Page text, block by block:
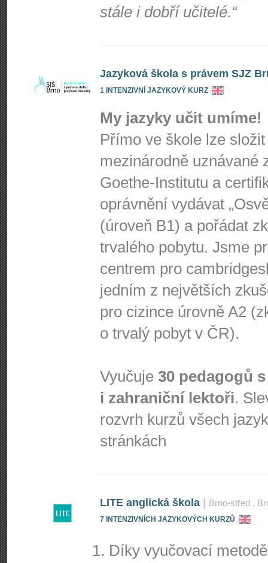
stále i dobří učitelé.“
Jazyková škola s právem SJZ
1 INTENZIVNÍ JAZYKOVÝ KURZ
My jazyky učit umíme!
Přímo ve škole lze
mezinárodně uznávané
Goethe-Institutu a
oprávnění vydávat
(úroveň B1) a pořádat
trvalého pobytu. Jsme
centrem pro
jedním z největších
pro cizince úrovně A2
o trvalý pobyt v ČR).
Vyučuje 30 pedagogů
i zahraniční lektoři.
rozvrh kurzů všech
stránkách
LITE anglická škola Brno-střed ,
7 INTENZIVNÍCH JAZYKOVÝCH KURZŮ
Díky vyučovací